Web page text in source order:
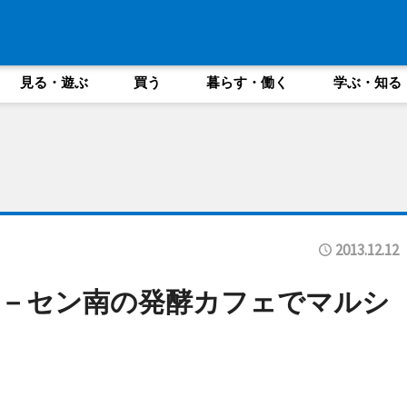
見る・遊ぶ 買う 暮らす・働く 学ぶ・知る
2013.12.12
セン南の発酵カフェでマルシ